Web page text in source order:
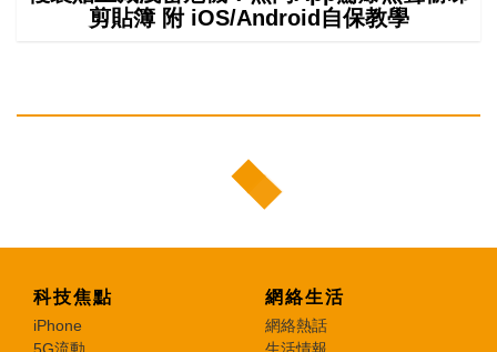
剪貼簿 附 iOS/Android自保教學
科技焦點
iPhone
網絡生活
網絡熱話